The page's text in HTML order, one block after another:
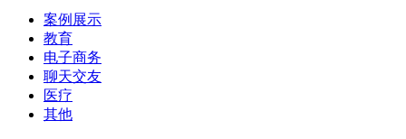
案例展示
教育
电子商务
聊天交友
医疗
其他